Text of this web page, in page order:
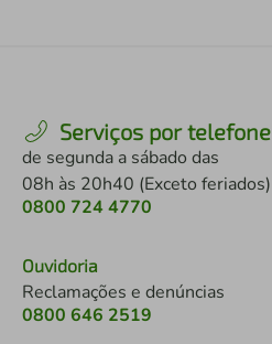
Serviços por telefone
de segunda a sábado das
08h às 20h40 (Exceto feriados)
0800 724 4770
Ouvidoria
Reclamações e denúncias
0800 646 2519